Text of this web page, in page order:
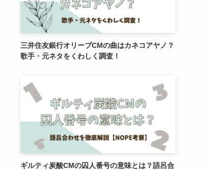
三井住友銀行オリーブCMの曲はカネコアヤノ？
歌手・元ネタをくわしく調査！
ギルティ炭酸CMの囚人番号の意味とは？語呂合